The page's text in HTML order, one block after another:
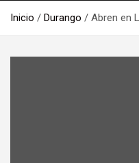
Inicio Durango Abren en